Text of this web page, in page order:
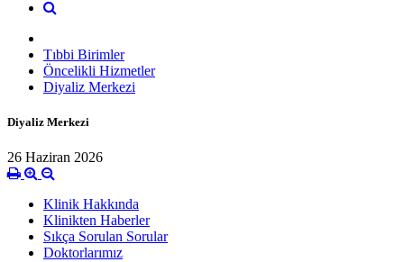
Tıbbi Birimler
Öncelikli Hizmetler
Diyaliz Merkezi
Diyaliz Merkezi
26 Haziran 2026
Klinik Hakkında
Klinikten Haberler
Sıkça Sorulan Sorular
Doktorlarımız